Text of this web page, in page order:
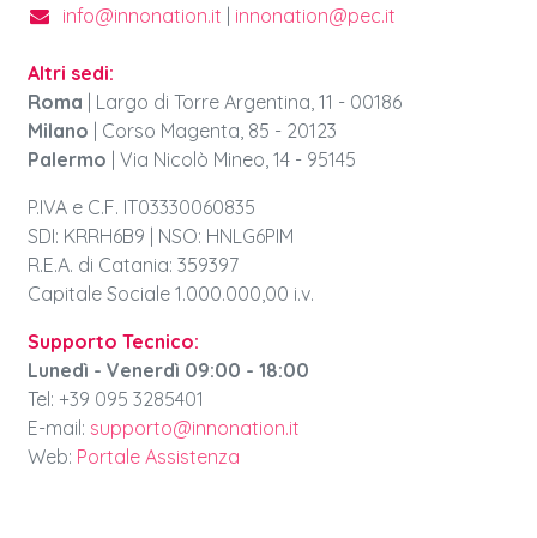
info@innonation.it
innonation@pec.it
Altri sedi:
Roma
| Largo di Torre Argentina, 11 - 00186
Milano | Corso Magenta, 85 - 20123
Palermo | Via Nicolò Mineo, 14 - 95145
P.IVA e C.F. IT03330060835
SDI: KRRH6B9 | NSO: HNLG6PIM
R.E.A. di Catania: 359397
Capitale Sociale 1.000.000,00 i.v.
Supporto Tecnico:
Lunedì - Venerdì 09:00 - 18:00
Tel: +39 095 3285401
E-mail: supporto@innonation.it
Web: Portale Assistenza